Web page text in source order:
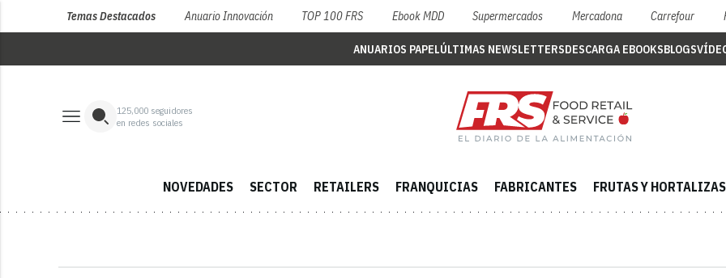
Temas Destacados Anuario Innovación TOP 100 FRS Ebook MDD Supermercados Mercadona Carrefour
ANUARIOS PAPELÚLTIMAS NEWSLETTERSDESCARGA EBOOKSBLOGS
125,000 seguidores
en redes sociales
NOVEDADES SECTOR RETAILERS FRANQUICIAS FABRICANTES FRUTAS Y HORTALIZAS